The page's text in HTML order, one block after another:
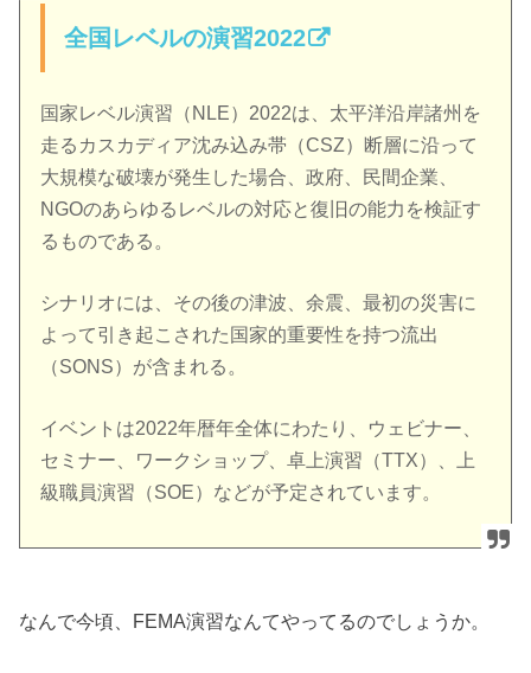
全国レベルの演習2022
国家レベル演習（NLE）2022は、太平洋沿岸諸州を
走るカスカディア沈み込み帯（CSZ）断層に沿って
大規模な破壊が発生した場合、政府、民間企業、
NGOのあらゆるレベルの対応と復旧の能力を検証す
るものである。
シナリオには、その後の津波、余震、最初の災害に
よって引き起こされた国家的重要性を持つ流出
（SONS）が含まれる。
イベントは2022年暦年全体にわたり、ウェビナー、
セミナー、ワークショップ、卓上演習（TTX）、上
級職員演習（SOE）などが予定されています。
なんで今頃、FEMA演習なんてやってるのでしょうか。